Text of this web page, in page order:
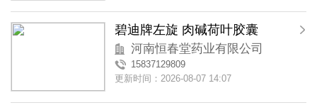
碧迪牌左旋 肉碱荷叶胶囊
河南恒春堂药业有限公司
15837129809
更新时间：2026-08-07 14:07